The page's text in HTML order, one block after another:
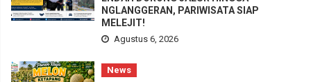
NGLANGGERAN, PARIWISATA SIAP
MELEJIT!
Agustus 6, 2026
News